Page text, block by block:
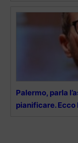
Palermo, parla
pianificare. Ecco